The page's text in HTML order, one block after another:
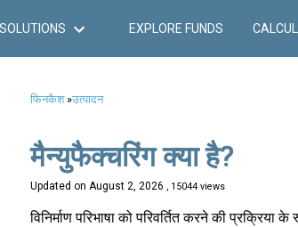
SOLUTIONS EXPLORE FUNDS
फिनकैश»उत्पादन
मैन्युफैक्चरिंग क्या है?
Updated on August 2, 2026 , 15044 views
विनिर्माण परिभाषा को परिवर्तित करने की प्रक्रिया